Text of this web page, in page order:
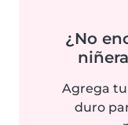
¿No
Agrega
duro